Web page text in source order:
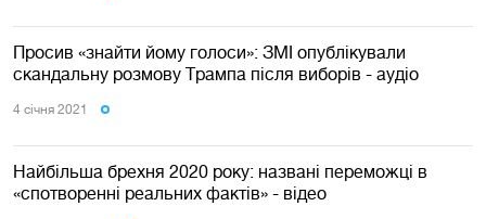
Просив «знайти йому голоси»: ЗМІ опублікували
скандальну розмову Трампа після виборів - аудіо
4 сiчня 2021
Найбільша брехня 2020 року: названі переможці в
«спотворенні реальних фактів» - відео